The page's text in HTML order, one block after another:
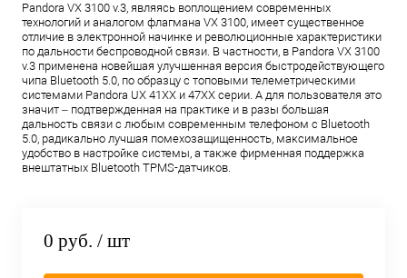
Pandora VX 3100 v.3, являясь воплощением современных
технологий и аналогом флагмана VX 3100, имеет существенное
отличие в электронной начинке и революционные характеристики
по дальности беспроводной связи. В частности, в Pandora VX 3100
v.3 применена новейшая улучшенная версия быстродействующего
чипа Bluetooth 5.0, по образцу с топовыми телеметрическими
системами Pandora UX 41ХХ и 47ХХ серии. А для пользователя это
значит – подтвержденная на практике и в разы большая
дальность связи с любым современным телефоном с Bluetooth
5.0, радикально лучшая помехозащищенность, максимальное
удобство в настройке системы, а также фирменная поддержка
внештатных Bluetooth TPMS-датчиков.
0 руб. / шт